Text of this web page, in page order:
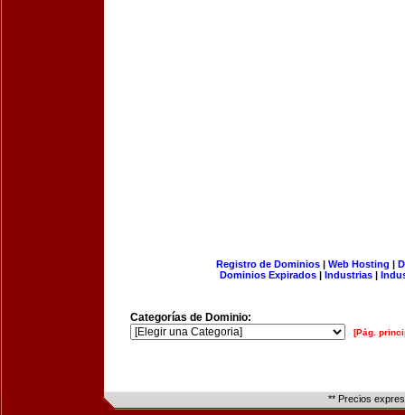
Registro de Dominios| Web Hosting |
Dominios Expirados | Industrias |
Categorías de Dominio:
[Pág.
** Precios